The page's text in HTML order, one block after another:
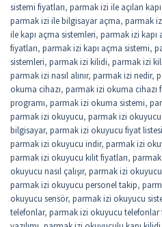
sistemi fiyatları, parmak izi ile açılan kapı
parmak izi ile bilgisayar açma, parmak
ile kapı açma sistemleri, parmak izi kapı
fiyatları, parmak izi kapı açma sistemi,
sistemleri, parmak izi kilidi, parmak izi
parmak izi nasıl alınır, parmak izi nedir,
okuma cihazı, parmak izi okuma cihazı
programı, parmak izi okuma sistemi,
parmak izi okuyucu, parmak izi
bilgisayar, parmak izi okuyucu fiyat listesi
parmak izi okuyucu indir, parmak izi
parmak izi okuyucu kilit fiyatları,
okuyucu nasıl çalışır, parmak izi
parmak izi okuyucu personel takip,
okuyucu sensör, parmak izi okuyucu
telefonlar, parmak izi okuyucu telefonlar